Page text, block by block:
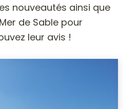
nouveautés ainsi que
de Sable pour
leur avis !